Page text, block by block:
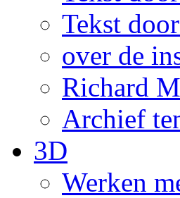
Tekst
over de
Richard
Archief
3D
Werken